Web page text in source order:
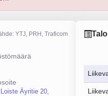
YTJ, PRH, Traficom
Äyritie 20,